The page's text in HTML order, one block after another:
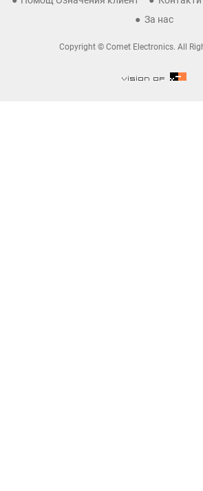
За нас
Copyright © Comet Electronics. All